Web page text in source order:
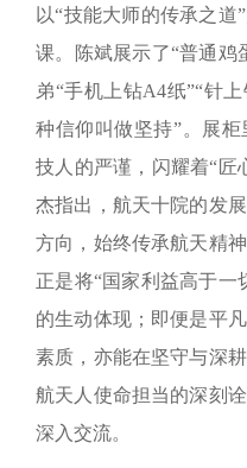
以“技能大师的传承之道
课。陈斌展示了“普通鸡
弟“手机上钻A4纸”“针
种信仰叫做坚持”。展
技人的严谨，闪耀着“匠
杰指出，航天十院的发
方向，始终传承航天精
正是将“国家利益高于一
的生动体现；即便是平
素质，亦能在坚守与深
航天人使命担当的深刻
深入交流。